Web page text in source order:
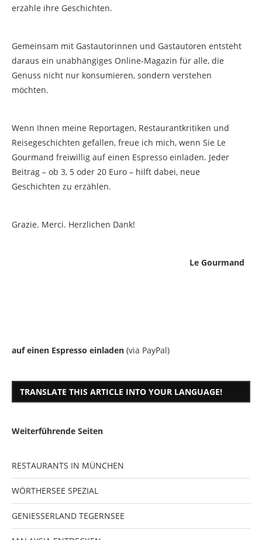
erzähle ihre Geschichten.
Gemeinsam mit Gastautorinnen und Gastautoren entsteht
daraus ein unabhängiges Online-Magazin für alle, die
Genuss nicht nur konsumieren, sondern verstehen
möchten.
Wenn Ihnen meine Reportagen, Restaurantkritiken und
Reisegeschichten gefallen, freue ich mich, wenn Sie Le
Gourmand freiwillig auf einen Espresso einladen. Jeder
Beitrag – ob 3, 5 oder 20 Euro – hilft dabei, neue
Geschichten zu erzählen.
Grazie. Merci. Herzlichen Dank!
Le Gourmand
auf einen Espresso einladen (via PayPal)
TRANSLATE THIS ARTICLE INTO YOUR LANGUAGE!
Weiterführende Seiten
RESTAURANTS IN MÜNCHEN
WÖRTHERSEE SPEZIAL
GENIESSERLAND TEGERNSEE